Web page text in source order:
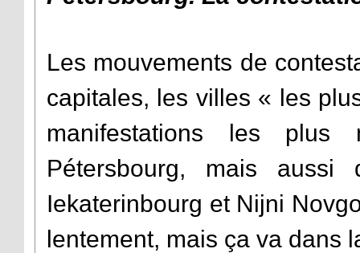
Les mouvements de
capitales, les villes « les
manifestations les
Pétersbourg, mais
Iekaterinbourg et Nijni
lentement, mais ça va dans